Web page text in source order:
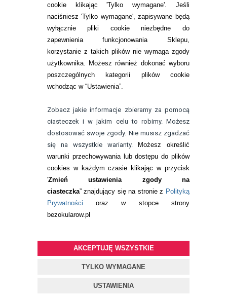
cookie klikając 'Tylko wymagane'. Jeśli
naciśniesz 'Tylko wymagane', zapisywane będą
wyłącznie pliki cookie niezbędne do
zapewnienia funkcjonowania Sklepu,
korzystanie z takich plików nie wymaga zgody
użytkownika. Możesz również dokonać wyboru
poszczególnych kategorii plików cookie
wchodząc w “Ustawienia”.
Zobacz jakie informacje zbieramy za pomocą
ciasteczek i w jakim celu to robimy. Możesz
dostosować swoje zgody. Nie musisz zgadzać
się na wszystkie warianty.
Możesz określić
warunki przechowywania lub dostępu do plików
cookies w każdym czasie klikając w przycisk
'Zmień ustawienia zgody na
ciasteczka” znajdujący się na stronie z Polityką
Prywatności oraz w stopce strony
bezokularow.pl
AKCEPTUJĘ WSZYSTKIE
TYLKO WYMAGANE
USTAWIENIA
ZMIEŃ USTAWIENIA ZGODY NA CIASTECZKA
KONTAKT
telefon:
22 113 44 42
telefon:
732 08 08 72
kontakt@bezokularow.pl
BEZOKULARÓW.PL | soczewki kontaktowe i płyny